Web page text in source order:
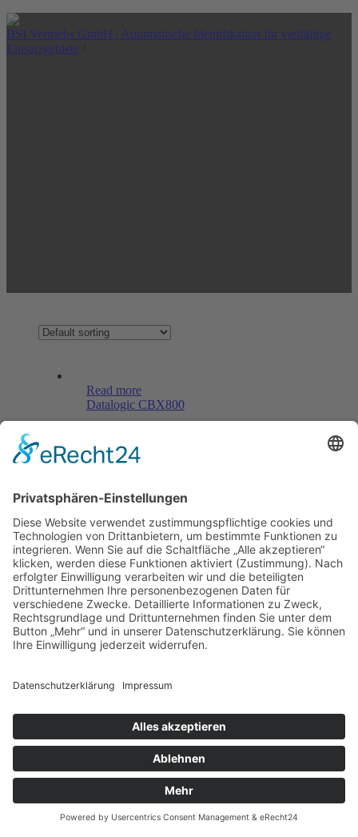
BSI Vertriebs GmbH | Automatische Identifikation für vielfältige
Einsatzgebiete
Read more
Datalogic CBX800
Menü
Home
Kontakt
AGB
Datenschutzerklärung
Impressum
Anschrift
BSI Vertriebs GmbH
Telefax: 004961521873727
E-Mail: info@bsivertrieb.de